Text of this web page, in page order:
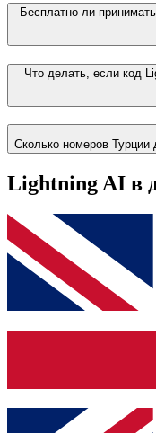
Бесплатно ли
Что делать, если код
Сколько номеров Турции
Lightning AI в